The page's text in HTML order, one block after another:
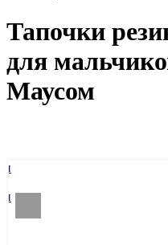
Тапочки
для
Маусом